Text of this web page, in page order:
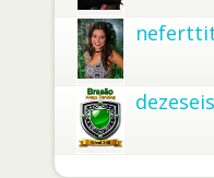
dezeseis